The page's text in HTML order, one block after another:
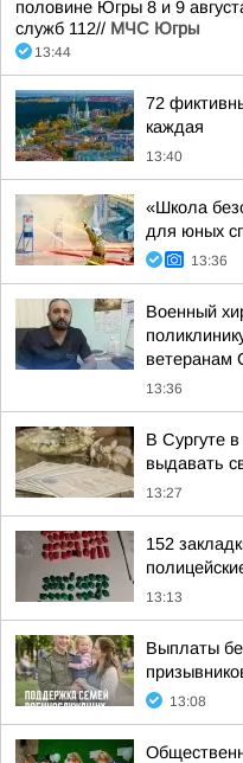
половине Югры 8 и 9
служб 112// МЧС Югры
13:44
72
каждая
13:40
«Школа
для юных
13:36
Военный
ветеранам
13:36
В Сургуте
выдавать
13:27
152
13:13
Выплаты
13:08